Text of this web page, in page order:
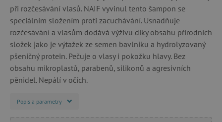
při rozčesávání vlasů. NAIF vyvinul tento šampon se
speciálním složením proti zacuchávání. Usnadňuje
rozčesávání a vlasům dodává výživu díky obsahu přírodních
složek jako je výtažek ze semen bavlníku a hydrolyzovaný
pšeničný protein. Pečuje o vlasy i pokožku hlavy. Bez
obsahu mikroplastů, parabenů, silikonů a agresivních
pěnidel. Nepálí v očích.
Popis a parametry